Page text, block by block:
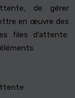
de gérer
en œuvre des
files d'attente.